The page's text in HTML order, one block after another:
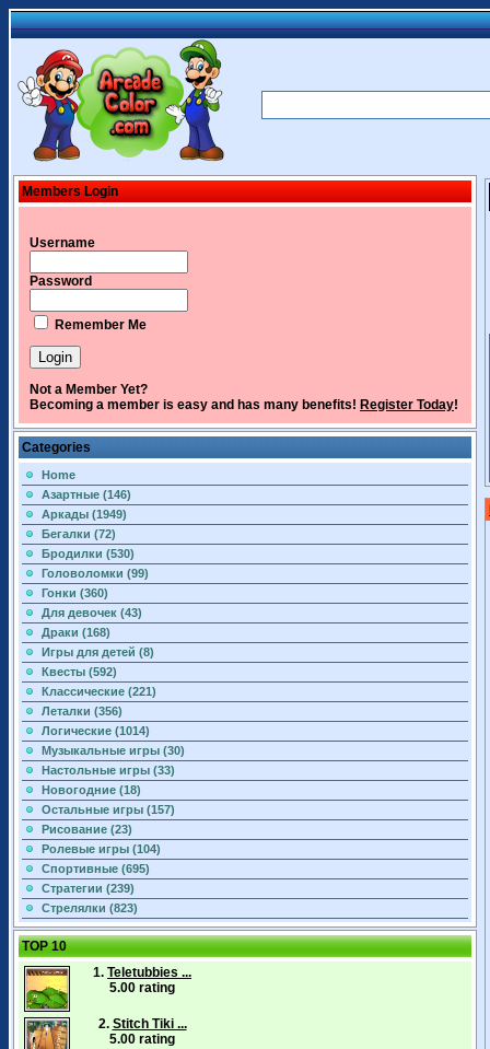
Members Login
Username
Password
Remember Me
Not a Member Yet?
Becoming a member is easy and has many benefits! Register Today!
Categories
Home
Азартные (146)
Аркады (1949)
Бегалки (72)
Бродилки (530)
Головоломки (99)
Гонки (360)
Для девочек (43)
Драки (168)
Игры для детей (8)
Квесты (592)
Классические (221)
Леталки (356)
Логические (1014)
Музыкальные игры (30)
Настольные игры (33)
Новогодние (18)
Остальные игры (157)
Рисование (23)
Ролевые игры (104)
Спортивные (695)
Стратегии (239)
Стрелялки (823)
TOP 10
1. Teletubbies ...
5.00 rating
2. Stitch Tiki ...
5.00 rating